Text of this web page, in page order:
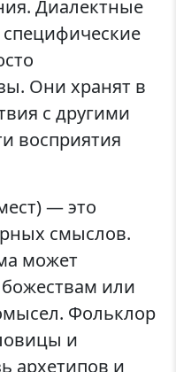
Диалектные
Они хранят в
с другими
восприятия
— это
смыслов.
может
или
Фольклор
и
архетипов и